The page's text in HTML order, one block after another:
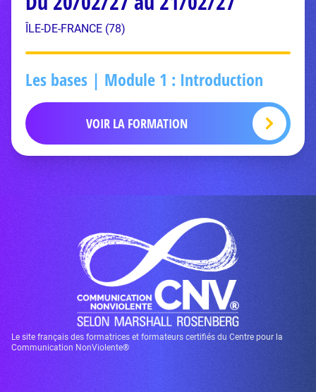
ÎLE-DE-FRANCE (78)
Les bases | Module 1 : Introduction
VOIR LA FORMATION
Le site français des formatrices et formateurs certifiés du Centre pour la
Communication NonViolente®